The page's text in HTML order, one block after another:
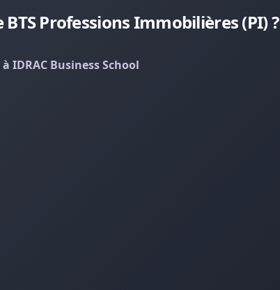
Professions Immobilières (PI) ?
IDRAC Business School